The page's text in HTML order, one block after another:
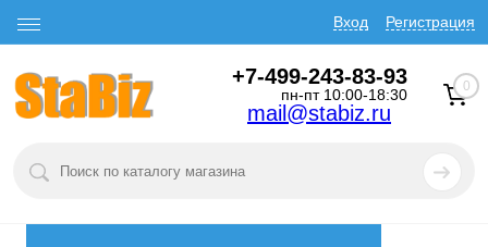
Вход Регистрация
+7-499-243-83-93
пн-пт 10:00-18:30
mail@stabiz.ru
0